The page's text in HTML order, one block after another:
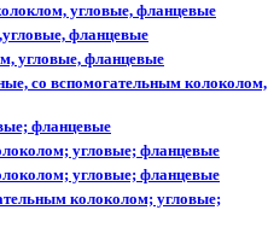
угловые, фланцевые
фланцевые
угловые, фланцевые
со вспомогательным колоколом,
фланцевые
угловые; фланцевые
угловые; фланцевые
колоколом; угловые;